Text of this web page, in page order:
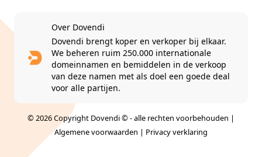
Over Dovendi
Dovendi brengt koper en verkoper bij elkaar.
We beheren ruim 250.000 internationale
domeinnamen en bemiddelen in de verkoop
van deze namen met als doel een goede deal
voor alle partijen.
© 2026 Copyright Dovendi © - alle rechten voorbehouden |
Algemene voorwaarden | Privacy verklaring